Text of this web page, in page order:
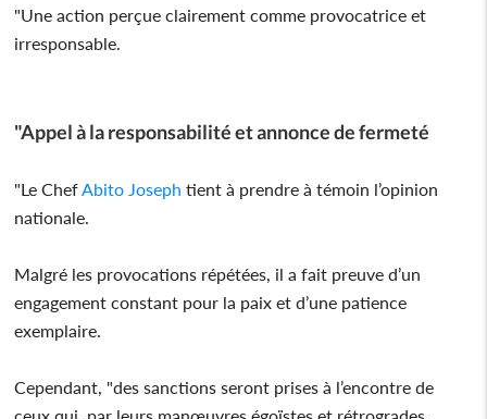
"Une action perçue clairement comme provocatrice et
irresponsable.
"Appel à la responsabilité et annonce de fermeté
"Le Chef Abito Joseph tient à prendre à témoin l’opinion
nationale.
Malgré les provocations répétées, il a fait preuve d’un
engagement constant pour la paix et d’une patience
exemplaire.
Cependant, "des sanctions seront prises à l’encontre de